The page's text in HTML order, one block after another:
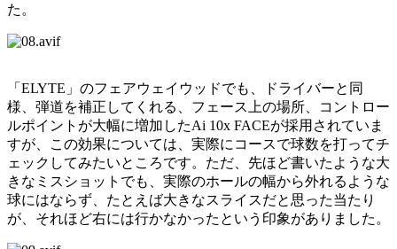
た。
「ELYTE」のフェアウェイウッドでも、ドライバーと同
様、弾道を補正してくれる、フェース上の場所、コントロー
ルポイントが大幅に増加したAi 10x FACEが採用されていま
すが、この効果については、実際にコースで球数を打ってチ
ェックしてみたいところです。ただ、先ほど書いたような大
きなミスショットでも、実際のホールの幅から外れるような
球にはならず、たとえば大きなスライスだと思った当たり
が、それほど右には行かなかったという印象がありました。